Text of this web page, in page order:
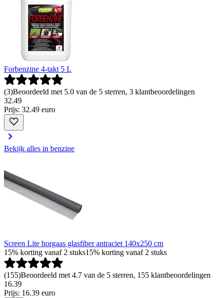
Forbenzine 4-takt 5 L
(3)Beoordeeld met 5.0 van de 5 sterren, 3 klantbeoordelingen
32.49
Prijs: 32.49 euro
Bekijk alles in benzine
Screen Lite horgaas glasfiber antraciet 140x250 cm
15% korting vanaf 2 stuks15% korting vanaf 2 stuks
(155)Beoordeeld met 4.7 van de 5 sterren, 155 klantbeoordelingen
16.39
Prijs: 16.39 euro